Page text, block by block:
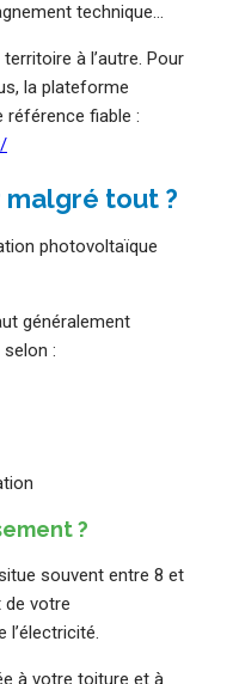
technique…
à l’autre. Pour
la plateforme
référence fiable :
tout ?
photovoltaïque
généralement
:
?
souvent entre 8 et
de votre